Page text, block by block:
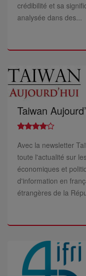
crédibilité et sa
analysée dans des...
Taiwan
Avec la newsletter
toute l'actualité sur
économiques et
d'information en
étrangères de la